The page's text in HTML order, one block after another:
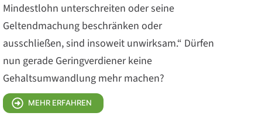
Mindestlohn unterschreiten oder seine
Geltendmachung beschränken oder
ausschließen, sind insoweit unwirksam.“ Dürfen
nun gerade Geringverdiener keine
Gehaltsumwandlung mehr machen?
MEHR ERFAHREN